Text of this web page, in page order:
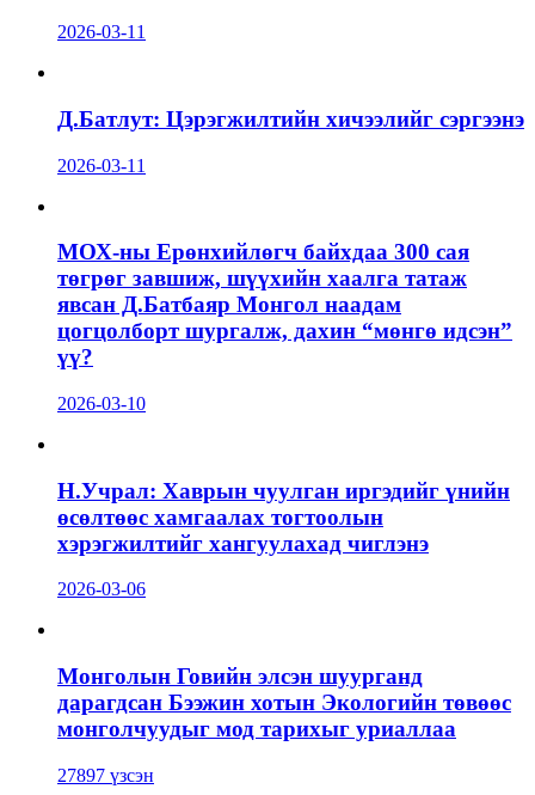
2026-03-11
Д.Батлут: Цэрэгжилтийн хичээлийг сэргээнэ
2026-03-11
МОХ-ны Ерөнхийлөгч байхдаа 300 сая
төгрөг завшиж, шүүхийн хаалга татаж
явсан Д.Батбаяр Монгол наадам
цогцолборт шургалж, дахин “мөнгө идсэн”
үү?
2026-03-10
Н.Учрал: Хаврын чуулган иргэдийг үнийн
өсөлтөөс хамгаалах тогтоолын
хэрэгжилтийг хангуулахад чиглэнэ
2026-03-06
Монголын Говийн элсэн шуурганд
дарагдсан Бээжин хотын Экологийн төвөөс
монголчуудыг мод тарихыг уриаллаа
27897 үзсэн